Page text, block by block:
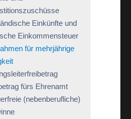
Einkünfte und
Einkommensteuer
für mehrjährige
fürs Ehrenamt
(nebenberufliche)